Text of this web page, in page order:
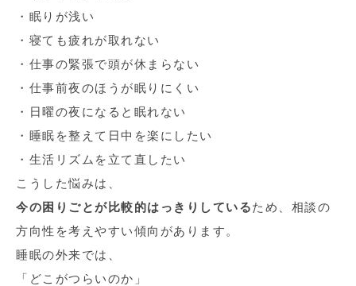
・眠りが浅い
・寝ても疲れが取れない
・仕事の緊張で頭が休まらない
・仕事前夜のほうが眠りにくい
・日曜の夜になると眠れない
・睡眠を整えて日中を楽にしたい
・生活リズムを立て直したい
こうした悩みは、
今の困りごとが比較的はっきりしているため、相談の
方向性を考えやすい傾向があります。
睡眠の外来では、
「どこがつらいのか」